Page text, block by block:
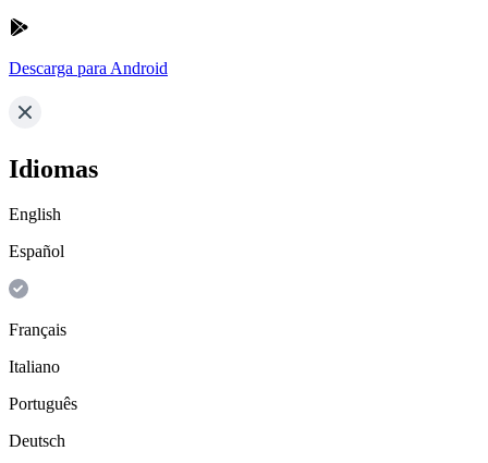
Descarga para Android
Idiomas
English
Español
Français
Italiano
Português
Deutsch